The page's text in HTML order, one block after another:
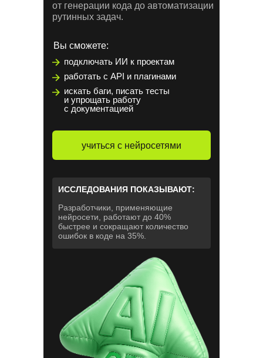
от генерации кода до автоматизации
рутинных задач.
учиться с нейросетями
ИССЛЕДОВАНИЯ ПОКАЗЫВАЮТ:
Разработчики, применяющие
нейросети, работают до 40%
быстрее и сокращают количество
ошибок в коде на 35%.
Вы сможете:
подключать ИИ к проектам
работать с API и плагинами
искать баги, писать тесты
и упрощать работу
с документацией